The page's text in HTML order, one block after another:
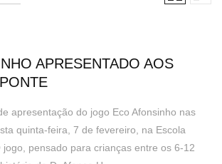
APRESENTADO AOS
apresentação do jogo Eco Afonsinho nas
quinta-feira, 7 de fevereiro, na Escola
jogo, pensado para crianças entre os 6-12